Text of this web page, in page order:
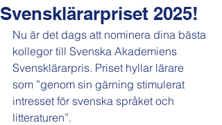
Svensklärarpriset 2025!
Nu är det dags att nominera dina bästa
kollegor till Svenska Akademiens
Svensklärarpris. Priset hyllar lärare
som ”genom sin gärning stimulerat
intresset för svenska språket och
litteraturen”.